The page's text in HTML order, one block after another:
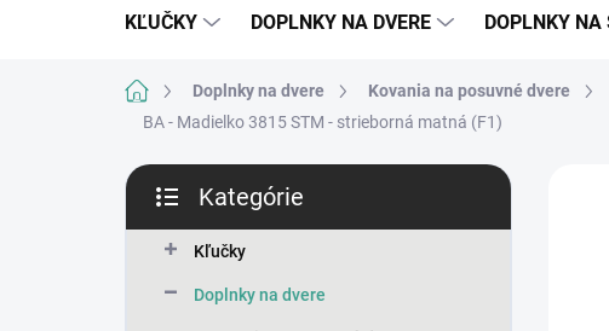
KĽUČKY DOPLNKY NA DVERE DOPLNKY NA
DomovDoplnky na dvere Kovania na posuvné dvere
BA - Madielko 3815STM - strieborná matná (F1)
B
č
kategórie
Kategórie
Kľučky
Doplnky na dvere